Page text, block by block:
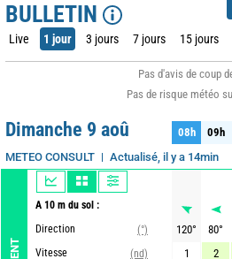
BULLETIN
Live 1 jour 3 jours 7 jours 15 jours
Pas d'avis de coup
Pas de risque météo
Dimanche 9 aoû
METEO CONSULT Actualisé, il y a 14min
VENT
A 10 m du sol :
Direction
(°)
Vitesse
(nd)
08h 09h
08h 09h
120° 80°
1
2